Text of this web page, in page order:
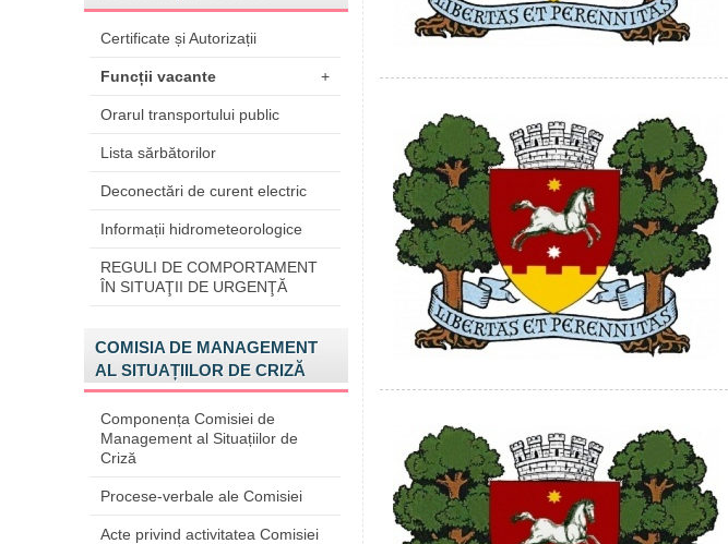
Certificate și Autorizații
Funcții vacante +
Orarul transportului public
Lista sărbătorilor
Deconectări de curent electric
Informații hidrometeorologice
REGULI DE COMPORTAMENT
ÎN SITUAŢII DE URGENŢĂ
COMISIA DE MANAGEMENT
AL SITUAȚIILOR DE CRIZĂ
Componența Comisiei de
Management al Situațiilor de
Criză
Procese-verbale ale Comisiei
Acte privind activitatea Comisiei